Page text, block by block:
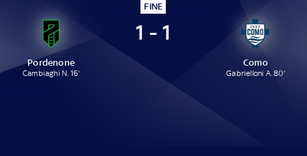
FINE
Pordenone
Cambiaghi N. 16'
1 - 1
Como
Gabrielloni A. 80'